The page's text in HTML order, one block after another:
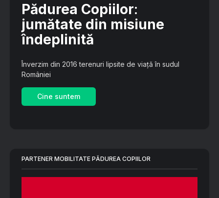
Pădurea Copiilor:
jumătate din misiune
îndeplinită
Înverzim din 2016 terenuri lipsite de viață în sudul
României
Cine suntem
PARTENER MOBILITATE PĂDUREA COPIILOR